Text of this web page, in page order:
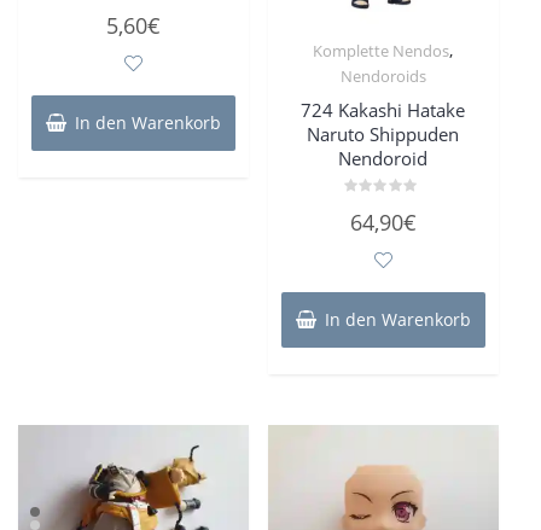
mit5,60€
In den Warenkorb
Komplette Nendos,
Nendoroids
724 Kakashi Hatake
Naruto Shippuden
Nendoroid
mit
64,90€
In den Warenkorb